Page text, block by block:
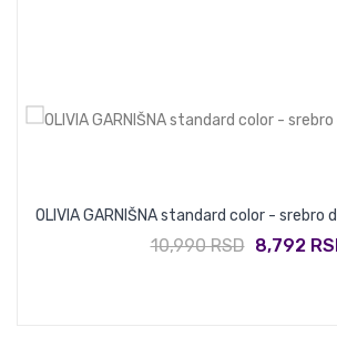
OLIVIA GARNIŠNA standard color - srebro
10,990 RSD 8,792